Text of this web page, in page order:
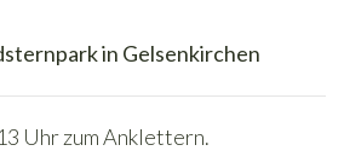
in Gelsenkirchen
Uhr zum Anklettern.